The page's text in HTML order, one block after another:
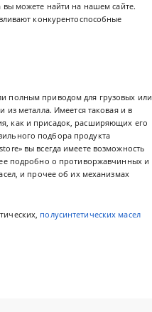
вы можете найти на нашем сайте.
конкурентоспособные
полным приводом для грузовых или
металла. Имеется таковая и в
как и присадок, расширяющих его
подбора продукта
вы всегда имеете возможность
подробно о противоржавчинных и
и прочее об их механизмах
полусинтетических масел